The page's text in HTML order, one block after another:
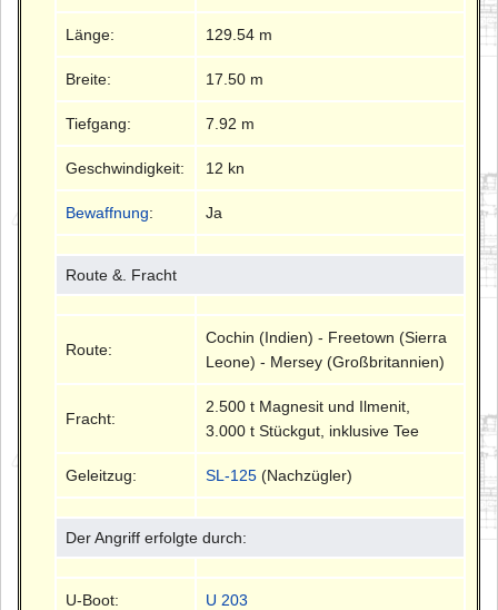
Länge: 129.54 m
Breite: 17.50 m
Tiefgang: 7.92 m
Geschwindigkeit: 12 kn
Bewaffnung: Ja
Route &. Fracht
Route:
Cochin (Indien) - Freetown (Sierra
Leone) - Mersey (Großbritannien)
Fracht:
2.500 t Magnesit und Ilmenit,
3.000 t Stückgut, inklusive Tee
Geleitzug: SL-125 (Nachzügler)
Der Angriff erfolgte durch:
U-Boot: U 203